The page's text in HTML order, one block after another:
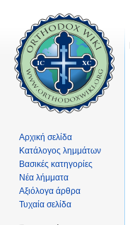
Αρχική σελίδα
Κατάλογος λημμάτων
Βασικές κατηγορίες
Νέα λήμματα
Αξιόλογα άρθρα
Τυχαία σελίδα